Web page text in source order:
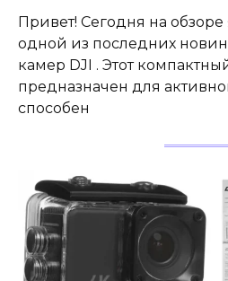
Привет! Сегодня на обзоре
одной из последних
камер DJI . Этот
предназначен для
способен